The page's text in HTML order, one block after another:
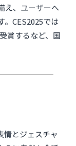
え、ユーザーへ
CES2025では
賞するなど、国
情とジェスチャ